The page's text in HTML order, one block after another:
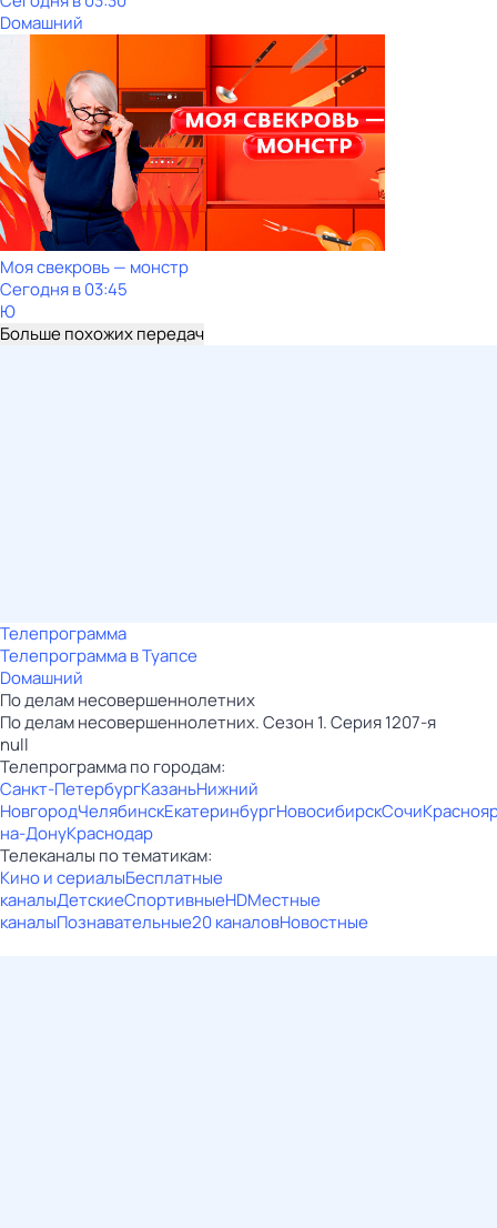
Dомашний
Моя свекровь — монстр
Сегодня в 03:45
Ю
Больше похожих передач
Телепрограмма
Телепрограмма в Туапсе
Dомашний
По делам несовершеннолетних
По делам несовершеннолетних. Сезон 1. Серия 1207-я
null
Телепрограмма по городам:
Санкт-ПетербургКазаньНижний
НовгородЧелябинскЕкатеринбургНовосибирскСочи
на-ДонуКраснодар
Телеканалы по тематикам:
Кино и сериалыБесплатные
каналыДетскиеСпортивныеHDМестные
каналыПознавательные20 каналовНовостные